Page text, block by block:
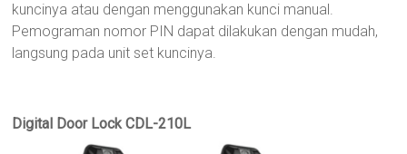
kuncinya atau dengan menggunakan kunci manual.
Pemograman nomor PIN dapat dilakukan dengan mudah,
langsung pada unit set kuncinya.
Digital Door Lock CDL-210L